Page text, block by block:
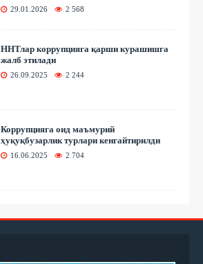
29.01.2026 2 568
ННТлар коррупцияга қарши курашишга
жалб этилади
26.09.2025 2 244
Коррупцияга оид маъмурий
ҳуқуқбузарлик турлари кенгайтирилди
16.06.2025 2 704